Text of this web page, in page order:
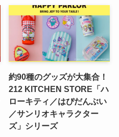
約90種のグッズが大集合！
212 KITCHEN STORE「ハ
ローキティ／はぴだんぶい
／サンリオキャラクター
ズ」シリーズ